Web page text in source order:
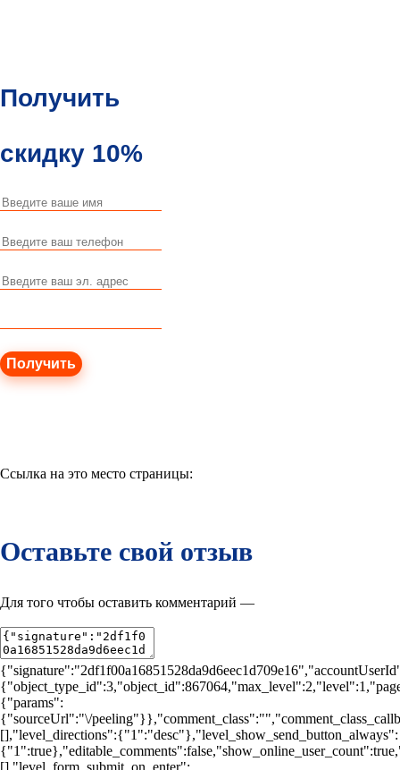
Получить
скидку 10%
Получить
Ссылка на это место страницы:
Оставьте свой отзыв
Для того чтобы оставить комментарий —
{"params":
{"sourceUrl":"\/
[],"level_directions":{"1":"desc"},"level_show_send_button_always":
[],"level_form_submit_on_enter":